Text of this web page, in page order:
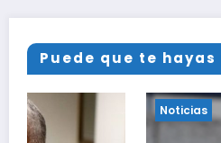
Puede que te
Noticias